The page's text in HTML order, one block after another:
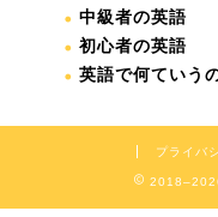
中級者の英語
初心者の英語
英語で何ていう
プライバ